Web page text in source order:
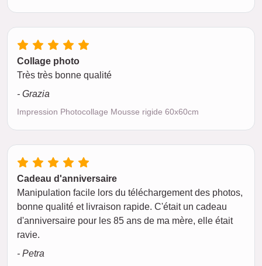
Collage photo
Très très bonne qualité
- Grazia
Impression Photocollage Mousse rigide 60x60cm
Cadeau d'anniversaire
Manipulation facile lors du téléchargement des photos,
bonne qualité et livraison rapide. C'était un cadeau
d'anniversaire pour les 85 ans de ma mère, elle était
ravie.
- Petra